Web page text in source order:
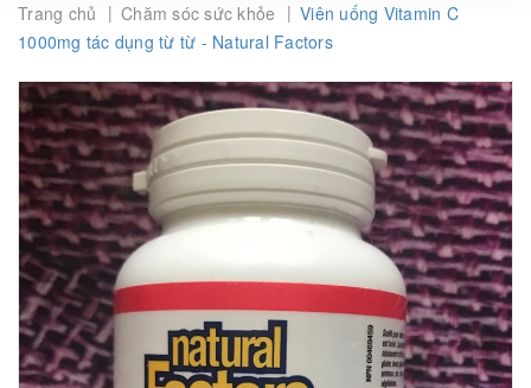
Trang chủ | Chăm sóc sức khỏe | Viên uống Vitamin C
1000mg tác dụng từ từ - Natural Factors